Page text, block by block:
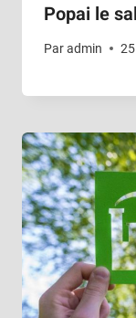
Popai le
Paradmin